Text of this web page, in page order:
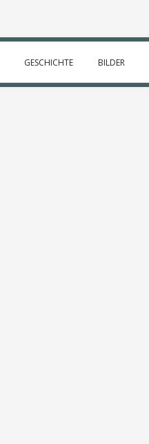
GESCHICHTE BILDER